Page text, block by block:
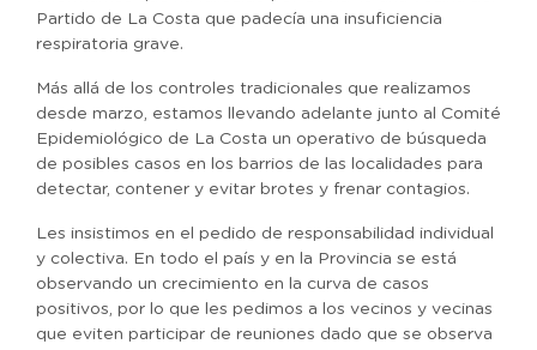
Partido de La Costa que padecía una insuficiencia
respiratoria grave.
Más allá de los controles tradicionales que realizamos
desde marzo, estamos llevando adelante junto al Comité
Epidemiológico de La Costa un operativo de búsqueda
de posibles casos en los barrios de las localidades para
detectar, contener y evitar brotes y frenar contagios.
Les insistimos en el pedido de responsabilidad individual
y colectiva. En todo el país y en la Provincia se está
observando un crecimiento en la curva de casos
positivos, por lo que les pedimos a los vecinos y vecinas
que eviten participar de reuniones dado que se observa